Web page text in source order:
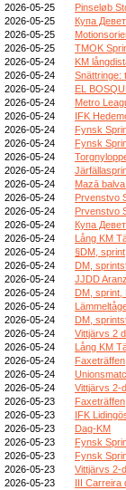
2026-05-25
Pinseløb
2026-05-25
Купа
2026-05-25
2026-05-25
TMOK
2026-05-24
KM
2026-05-24
Snättringe:
2026-05-24
EL
2026-05-24
Metro
2026-05-24
IFK
2026-05-24
Fynsk
2026-05-24
Fynsk
2026-05-24
2026-05-24
2026-05-24
Mazā
2026-05-24
Prvenstvo
2026-05-24
Prvenstvo
2026-05-24
Купа
2026-05-24
Lång KM
2026-05-24
§DM,
2026-05-24
DM,
2026-05-24
JJDD
2026-05-24
DM, sprint,
2026-05-24
2026-05-24
DM,
2026-05-24
Vittjärvs 2
2026-05-24
Lång KM
2026-05-24
2026-05-24
2026-05-24
Vittjärvs 2-
2026-05-23
2026-05-23
IFK
2026-05-23
Dag-KM
2026-05-23
Fynsk
2026-05-23
Fynsk
2026-05-23
Vittjärvs 2-
2026-05-23
III Carreira